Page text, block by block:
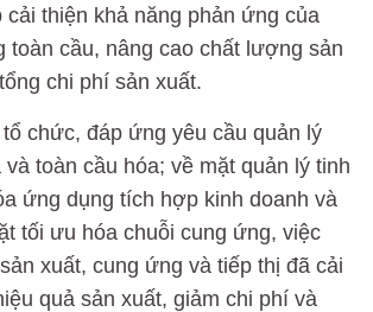
cải thiện khả năng phản ứng của
toàn cầu, nâng cao chất lượng sản
chi phí sản xuất.
chức, đáp ứng yêu cầu quản lý
toàn cầu hóa; về mặt quản lý tinh
ứng dụng tích hợp kinh doanh và
tối ưu hóa chuỗi cung ứng, việc
xuất, cung ứng và tiếp thị đã cải
quả sản xuất, giảm chi phí và